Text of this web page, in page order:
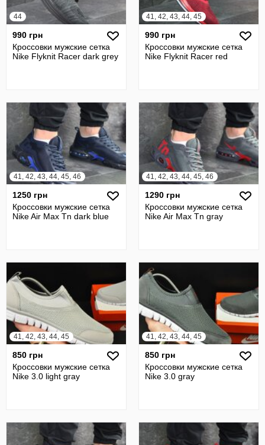
44
990 грн
Кроссовки мужские сетка
Nike Flyknit Racer dark grey
41, 42, 43, 44, 45
990 грн
Кроссовки мужские сетка
Nike Flyknit Racer red
41, 42, 43, 44, 45, 46
1250 грн
Кроссовки мужские сетка
Nike Air Max Tn dark blue
41, 42, 43, 44, 45, 46
1290 грн
Кроссовки мужские сетка
Nike Air Max Tn gray
41, 42, 43, 44, 45
850 грн
Кроссовки мужские сетка
Nike 3.0 light gray
41, 42, 43, 44, 45
850 грн
Кроссовки мужские сетка
Nike 3.0 gray